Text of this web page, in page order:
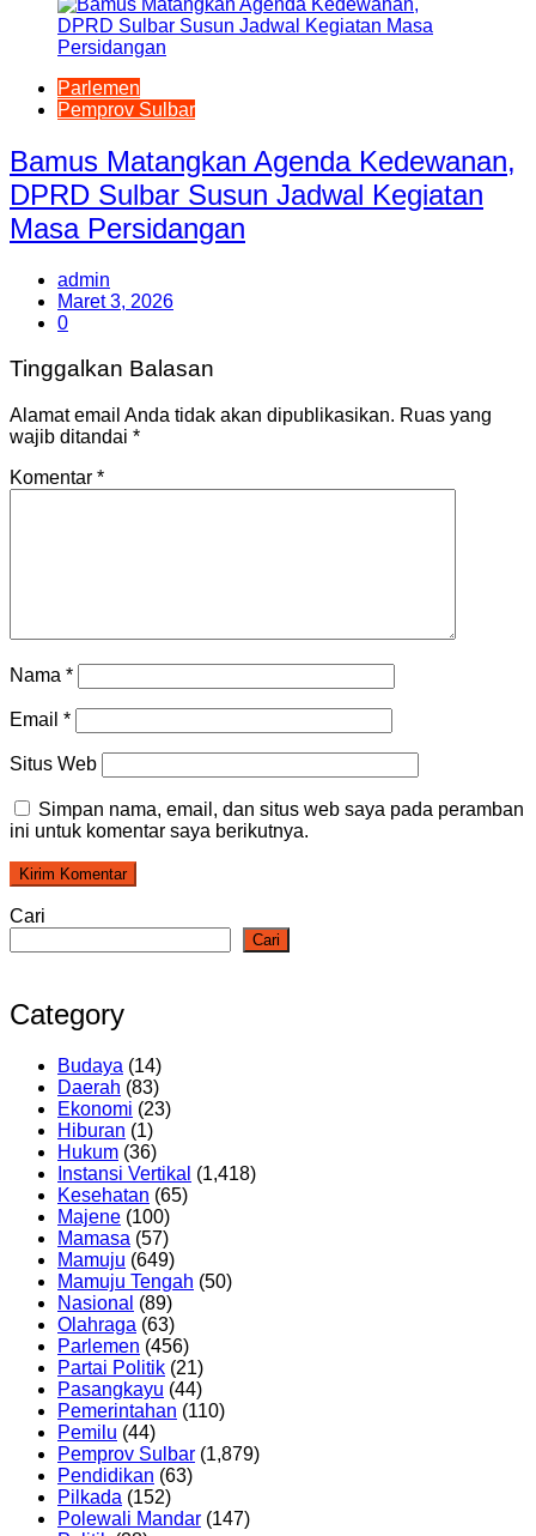
Parlemen
Pemprov Sulbar
Bamus Matangkan Agenda Kedewanan,
DPRD Sulbar Susun Jadwal Kegiatan
Masa Persidangan
admin
Maret 3, 2026
0
Tinggalkan Balasan
Alamat email Anda tidak akan dipublikasikan. Ruas yang
wajib ditandai *
Komentar *
Nama *
Email *
Situs Web
Simpan nama, email, dan situs web saya pada peramban
ini untuk komentar saya berikutnya.
Cari
Cari
Category
Budaya (14)
Daerah (83)
Ekonomi (23)
Hiburan (1)
Hukum (36)
Instansi Vertikal (1,418)
Kesehatan (65)
Majene (100)
Mamasa (57)
Mamuju (649)
Mamuju Tengah (50)
Nasional (89)
Olahraga (63)
Parlemen (456)
Partai Politik (21)
Pasangkayu (44)
Pemerintahan (110)
Pemilu (44)
Pemprov Sulbar (1,879)
Pendidikan (63)
Pilkada (152)
Polewali Mandar (147)